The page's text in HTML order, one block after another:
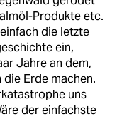
Produkte etc.
die letzte
ein,
Jahre an dem,
Erde machen.
uns
der einfachste